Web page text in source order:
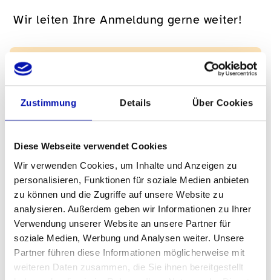
Zustimmung Details Über Cookies
Diese Webseite verwendet Cookies
Wir verwenden Cookies, um Inhalte und Anzeigen zu
personalisieren, Funktionen für soziale Medien anbieten
zu können und die Zugriffe auf unsere Website zu
analysieren. Außerdem geben wir Informationen zu Ihrer
Verwendung unserer Website an unsere Partner für
soziale Medien, Werbung und Analysen weiter. Unsere
Partner führen diese Informationen möglicherweise mit
weiteren Daten zusammen, die Sie ihnen bereitgestellt
Wir leiten Ihre Anmeldung gerne weiter!
Links
Zum Anmeldeformular der SBS
(online Ausfüllen und ausdrucken)
Noch kein sbv-Mitglied? Hier erfahren
Sie mehr
Fragen?
Melden Sie sich gern bei uns.